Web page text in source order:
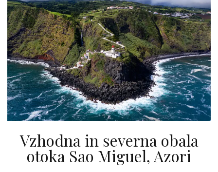
Vzhodna in severna obala
otoka Sao Miguel, Azori